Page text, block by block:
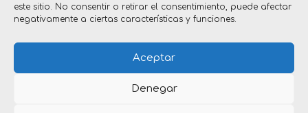
este sitio. No consentir o retirar el consentimiento, puede afectar
negativamente a ciertas características y funciones.
Aceptar
Denegar